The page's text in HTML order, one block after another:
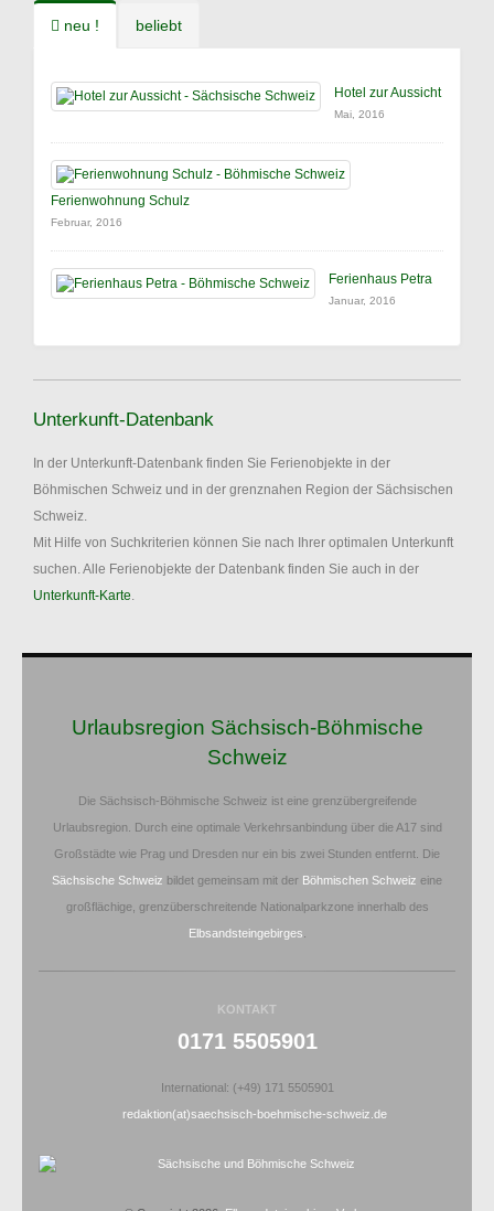
neu ! beliebt
Hotel zur Aussicht
Mai, 2016
Ferienwohnung Schulz
Februar, 2016
Ferienhaus Petra
Januar, 2016
Unterkunft-Datenbank
In der Unterkunft-Datenbank finden Sie Ferienobjekte in der
Böhmischen Schweiz und in der grenznahen Region der Sächsischen
Schweiz.
Mit Hilfe von Suchkriterien können Sie nach Ihrer optimalen Unterkunft
suchen. Alle Ferienobjekte der Datenbank finden Sie auch in der
Unterkunft-Karte.
Urlaubsregion Sächsisch-Böhmische
Schweiz
Die Sächsisch-Böhmische Schweiz ist eine grenzübergreifende
Urlaubsregion. Durch eine optimale Verkehrsanbindung über die A17 sind
Großstädte wie Prag und Dresden nur ein bis zwei Stunden entfernt. Die
Sächsische Schweiz bildet gemeinsam mit der Böhmischen Schweiz eine
großflächige, grenzüberschreitende Nationalparkzone innerhalb des
Elbsandsteingebirges
KONTAKT
0171 5505901
International: (+49) 171 5505901
redaktion(at)saechsisch-boehmische-schweiz.de